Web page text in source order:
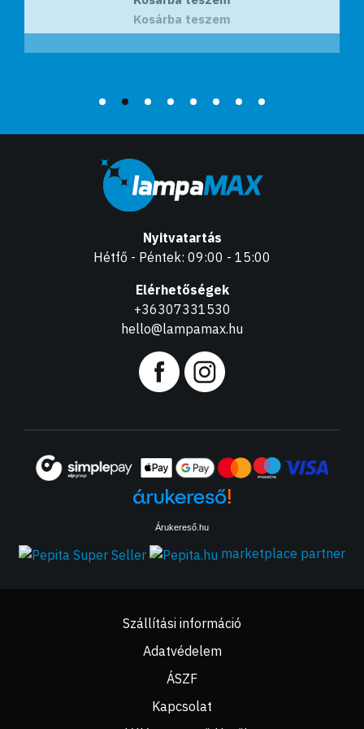
Kosárba teszem
Nyitvatartás
Hétfő - Péntek: 09:00 - 15:00
Elérhetőségek
+36307331530
hello@lampamax.hu
Árukereső.hu
marketplace partner
Szállítási információ
Adatvédelem
ÁSZF
Kapcsolat